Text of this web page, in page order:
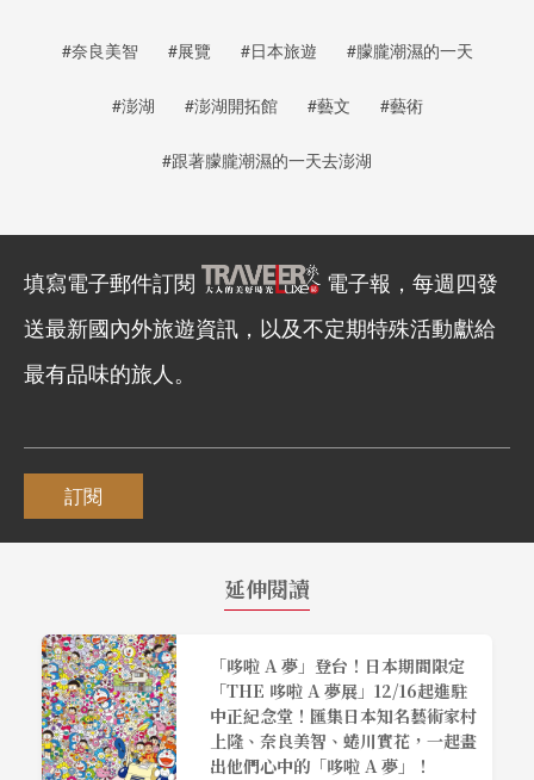
#奈良美智 #展覽 #日本旅遊 #朦朧潮濕的一天
#澎湖 #澎湖開拓館 #藝文 #藝術
#跟著朦朧潮濕的一天去澎湖
填寫電子郵件訂閱
電子報，每週四發
送最新國內外旅遊資訊，以及不定期特殊活動獻給
最有品味的旅人。
訂閱
延伸閱讀
「哆啦 A 夢」登台！日本期間限定
「THE 哆啦 A 夢展」12/16起進駐
中正紀念堂！匯集日本知名藝術家村
上隆、奈良美智、蜷川實花，一起畫
出他們心中的「哆啦 A 夢」！